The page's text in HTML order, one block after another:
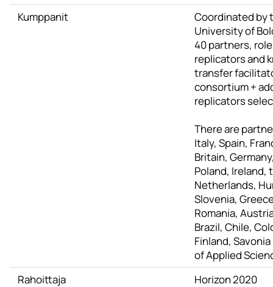
Kumppanit
Coordinated by
University of
40 partners,
replicators and
transfer
consortium +
replicators
There are
Italy, Spain,
Britain,
Poland, Ireland,
Netherlands,
Slovenia,
Romania,
Brazil, Chile,
Finland,
of Applied
Rahoittaja
Horizon 2020